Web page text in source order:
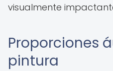
visualmente
Proporciones
pintura